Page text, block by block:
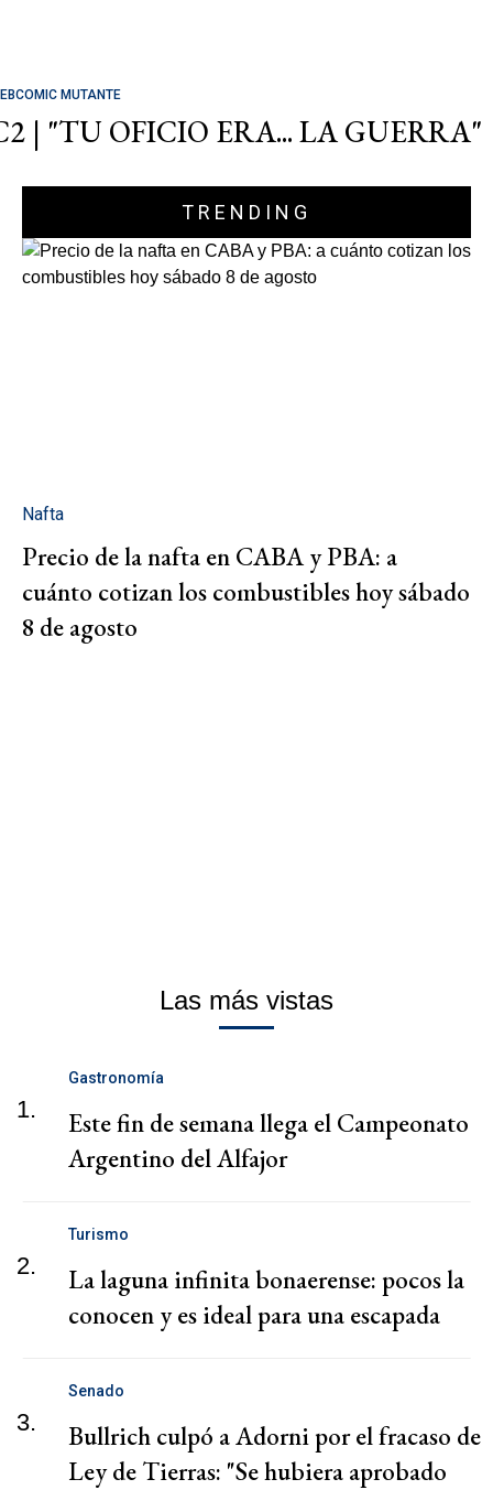
MUTANTE
| "TU OFICIO ERA... LA GUERRA"
TRENDING
Nafta
Precio de la nafta en CABA y PBA: a
cuánto cotizan los combustibles hoy sábado
8 de agosto
Las más vistas
1.
Gastronomía
Este fin de semana llega el Campeonato
Argentino del Alfajor
2.
Turismo
La laguna infinita bonaerense: pocos la
conocen y es ideal para una escapada
3.
Senado
Bullrich culpó a Adorni por el fracaso de
Ley de Tierras: "Se hubiera aprobado